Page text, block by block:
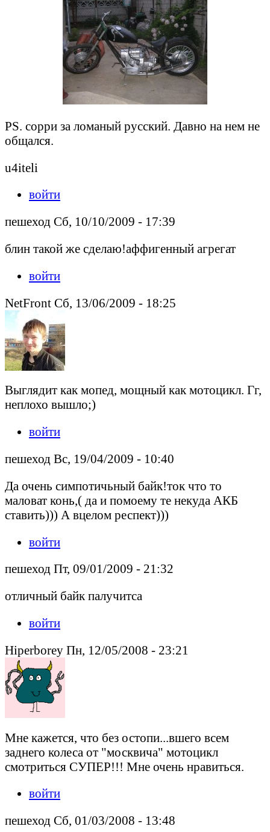
PS. сорри за ломаный русский. Давно на нем не
общался.
u4iteli
войти
пешеход Сб, 10/10/2009 - 17:39
блин такой же сделаю!аффигенный агрегат
войти
NetFront Сб, 13/06/2009 - 18:25
Выглядит как мопед, мощный как мотоцикл. Гг,
неплохо вышло;)
войти
пешеход Вс, 19/04/2009 - 10:40
Да очень симпотичьный байк!ток что то
маловат конь,( да и помоему те некуда АКБ
ставить))) А вцелом респект)))
войти
пешеход Пт, 09/01/2009 - 21:32
отличный байк палучитса
войти
Hiperborey Пн, 12/05/2008 - 23:21
Мне кажется, что без остопи...вшего всем
заднего колеса от "москвича" мотоцикл
смотриться СУПЕР!!! Мне очень нравиться.
войти
пешеход Сб, 01/03/2008 - 13:48